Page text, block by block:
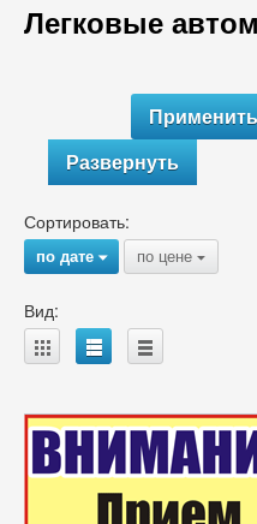
Легковые
Развернуть
Сортировать:
по дате{ по цене {
Вид:
A B C